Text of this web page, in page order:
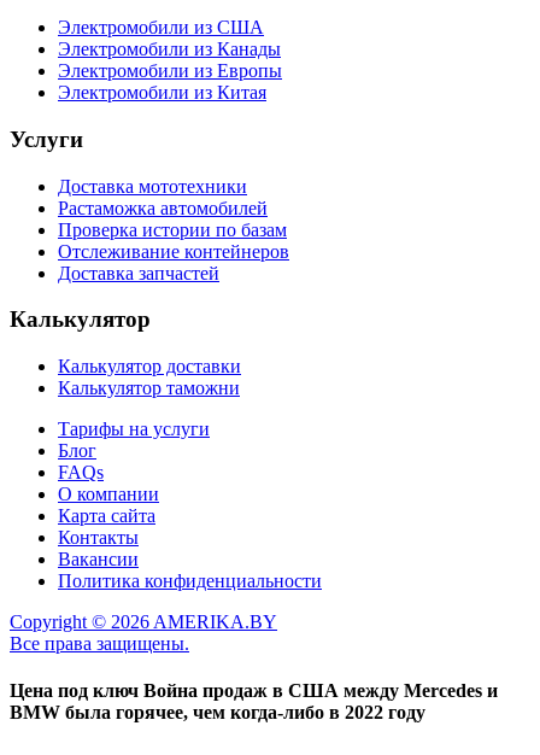
Электромобили из США
Электромобили из Канады
Электромобили из Европы
Электромобили из Китая
Услуги
Доставка мототехники
Растаможка автомобилей
Проверка истории по базам
Отслеживание контейнеров
Доставка запчастей
Калькулятор
Калькулятор доставки
Калькулятор таможни
Тарифы на услуги
Блог
FAQs
О компании
Карта сайта
Контакты
Вакансии
Политика конфиденциальности
Copyright © 2026 AMERIKA.BY
Все права защищены.
Цена под ключ Война продаж в США между Mercedes и
BMW была горячее, чем когда-либо в 2022 году